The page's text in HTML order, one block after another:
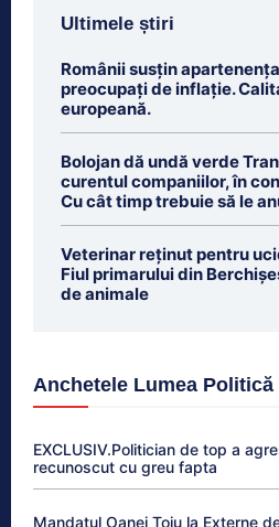
Ultimele știri
Românii susțin
preocupați de inflație.
europeană.
Bolojan dă undă verde
curentul companiilor, în
Cu cât timp trebuie să le
Veterinar reținut pentru
Fiul primarului din
de animale
Anchetele Lumea Politică
EXCLUSIV.Politician de top a
recunoscut cu greu fapta
Mandatul Oanei Țoiu la Externe